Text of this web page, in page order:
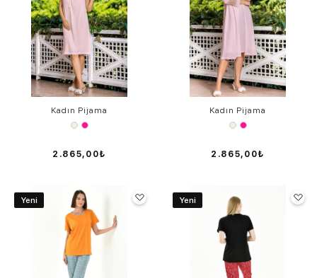
Kadın Pijama
2.865,00₺
Kadın Pijama
2.865,00₺
Yeni Yeni